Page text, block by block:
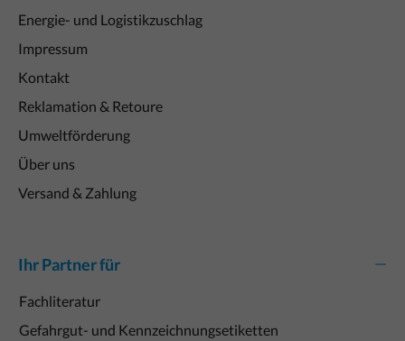
Energie- und Logistikzuschlag
Impressum
Kontakt
Reklamation & Retoure
Umweltförderung
Über uns
Versand & Zahlung
Ihr Partner für
Fachliteratur
Gefahrgut- und Kennzeichnungsetiketten